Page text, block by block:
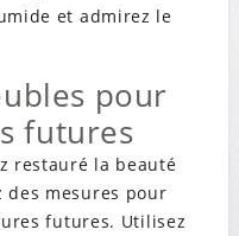
et admirez le
pour
futures
restauré la beauté
des mesures pour
futures. Utilisez